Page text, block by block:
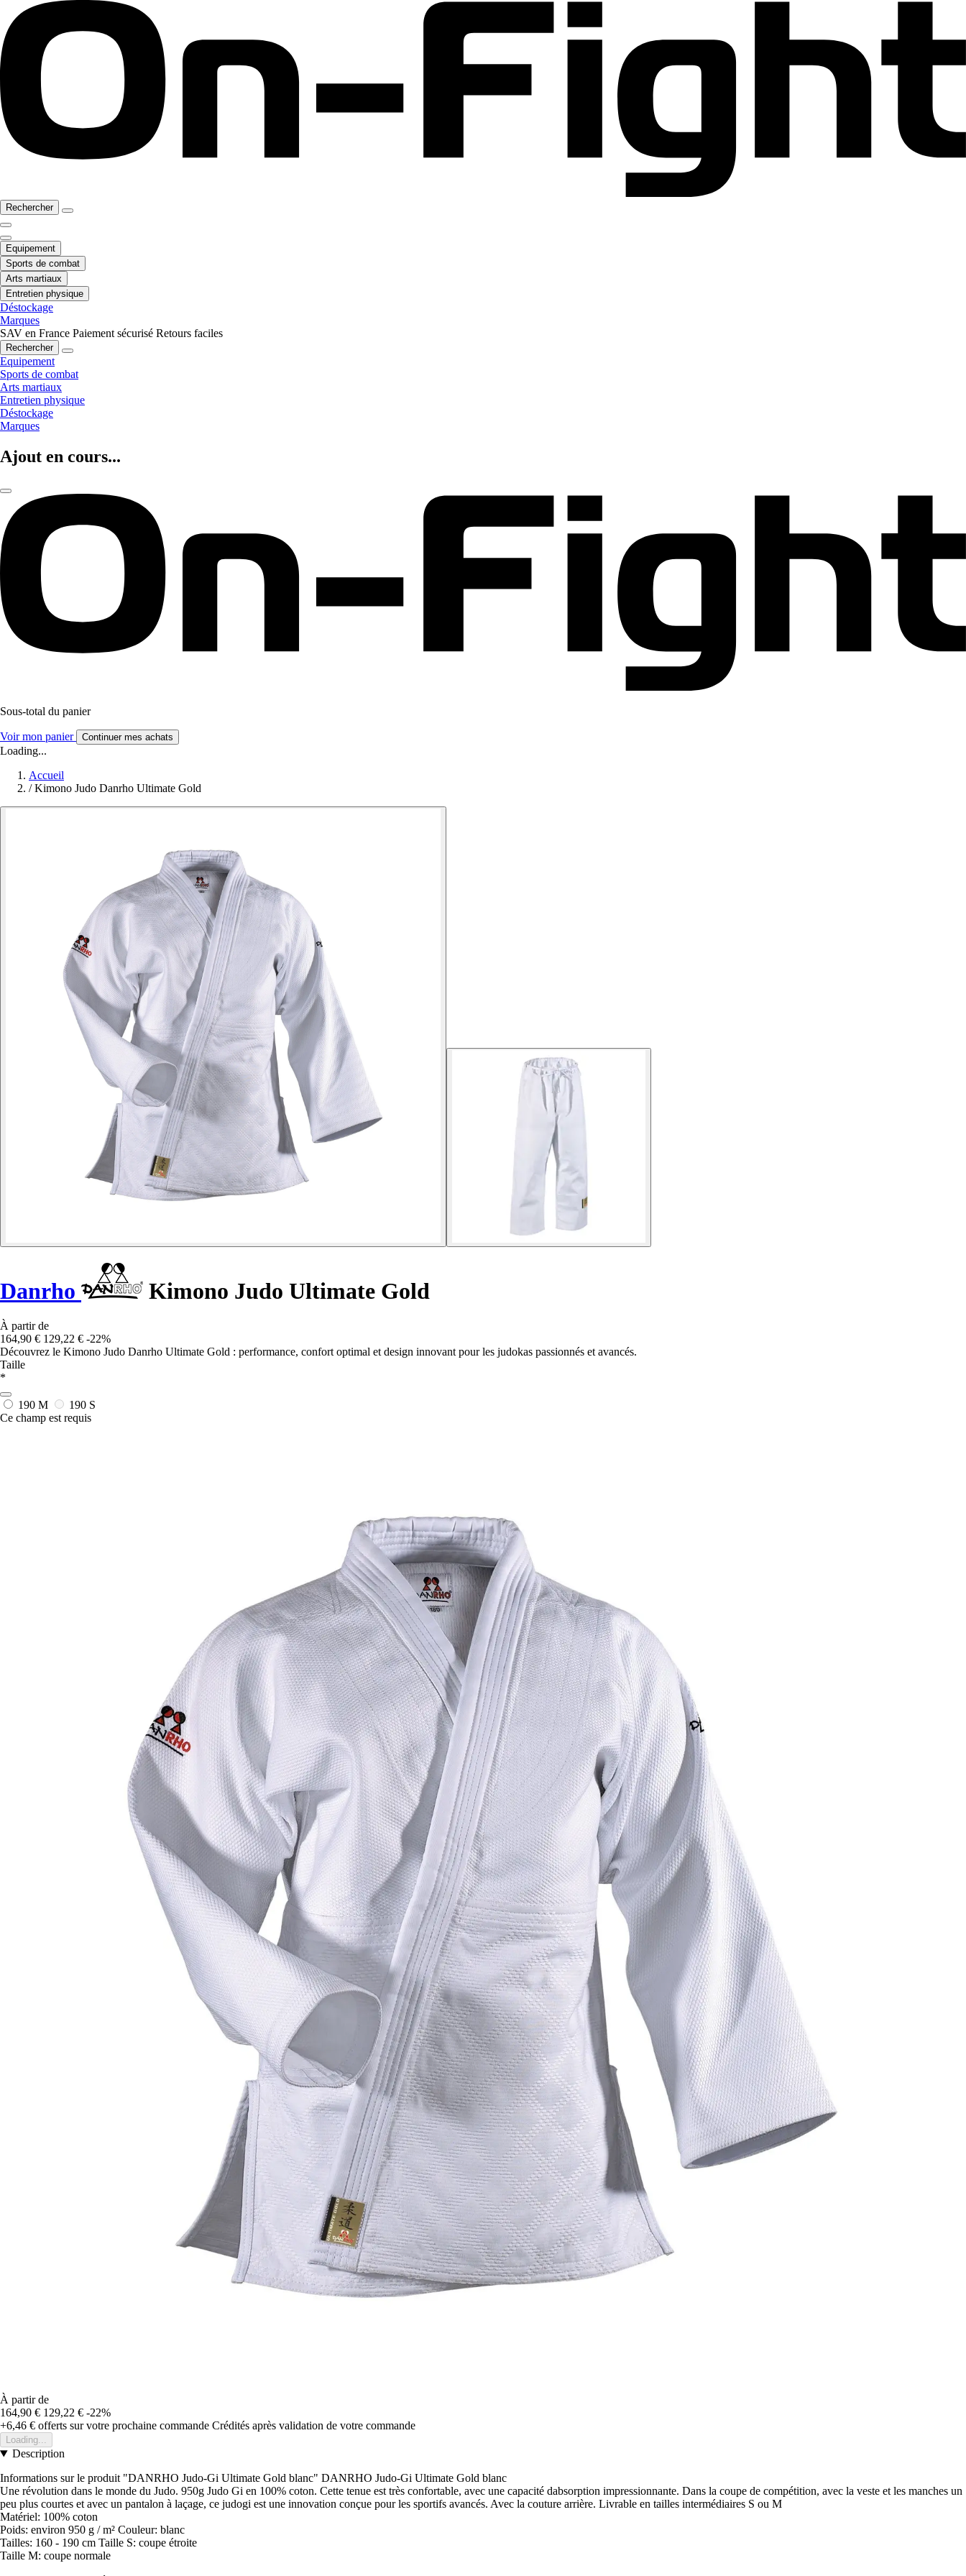
Rechercher
Equipement
Sports de combat
Arts martiaux
Entretien physique
Déstockage
Marques
SAV en France Paiement sécurisé Retours faciles
Rechercher
Equipement
Sports de combat
Arts martiaux
Entretien physique
Déstockage
Marques
Ajout en cours...
Sous-total du panier
Voir mon panier Continuer mes achats
Loading...
Accueil
/ Kimono Judo Danrho Ultimate Gold
Danrho Kimono Judo Ultimate Gold
À partir de
164,90 € 129,22 € -22%
Découvrez le Kimono Judo Danrho Ultimate Gold : performance, confort optimal et design innovant pour les judokas passionnés et avancés.
Taille
*
190 M
190 S
Ce champ est requis
À partir de
164,90 € 129,22 € -22%
+6,46 € offerts sur votre prochaine commande Crédités après validation de votre commande
Loading...
Description
Informations sur le produit "DANRHO Judo-Gi Ultimate Gold blanc" DANRHO Judo-Gi Ultimate Gold blanc
Une révolution dans le monde du Judo. 950g Judo Gi en 100% coton. Cette tenue est très confortable, avec une capacité dabsorption impressionnante. Dans la coupe de compétition, avec la veste et les manches un
peu plus courtes et avec un pantalon à laçage, ce judogi est une innovation conçue pour les sportifs avancés. Avec la couture arrière. Livrable en tailles intermédiaires S ou M
Matériel: 100% coton
Poids: environ 950 g / m² Couleur: blanc
Tailles: 160 - 190 cm Taille S: coupe étroite
Taille M: coupe normale